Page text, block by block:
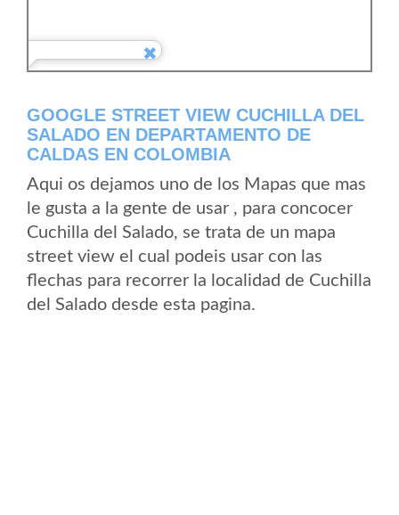
GOOGLE STREET VIEW CUCHILLA DEL
SALADO EN DEPARTAMENTO DE
CALDAS EN COLOMBIA
Aqui os dejamos uno de los Mapas que mas
le gusta a la gente de usar , para concocer
Cuchilla del Salado, se trata de un mapa
street view el cual podeis usar con las
flechas para recorrer la localidad de Cuchilla
del Salado desde esta pagina.